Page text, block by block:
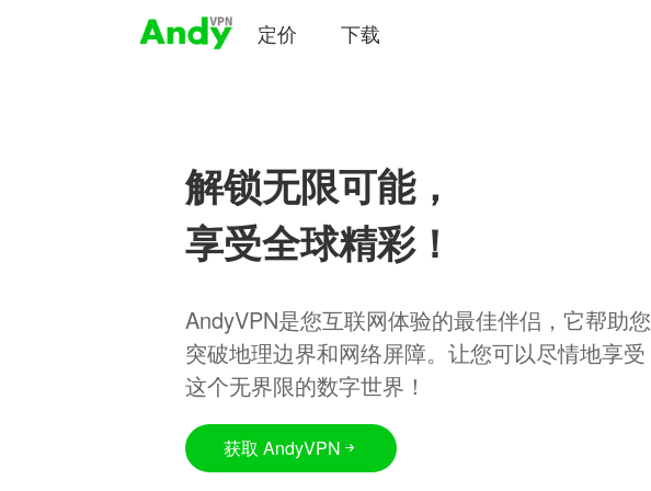
定价 下载
解锁无限可能，
享受全球精彩！
AndyVPN是您互联网体验的最佳伴侣，它帮助您
突破地理边界和网络屏障。让您可以尽情地享受
这个无界限的数字世界！
获取 AndyVPN